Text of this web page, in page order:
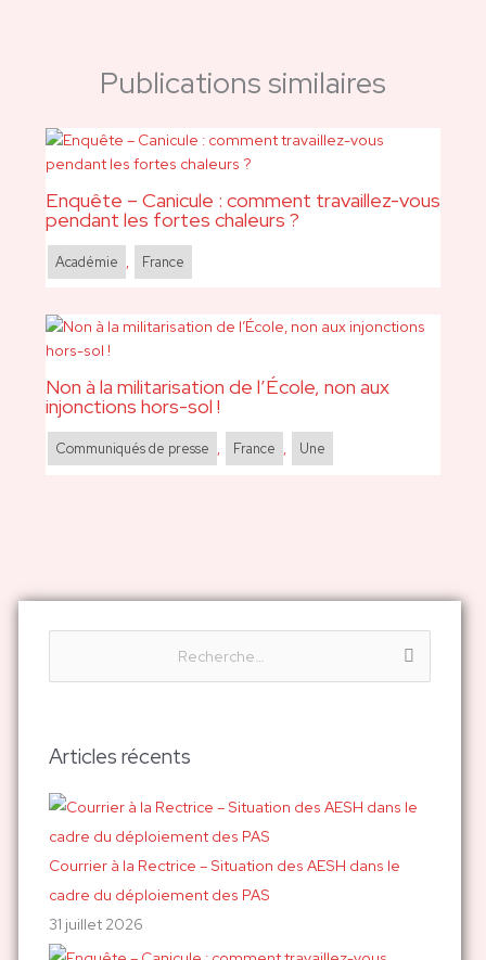
e
h
r
c
h
e
r
Articles récents
Courrier à la Rectrice – Situation des AESH dans le
cadre du déploiement des PAS
31 juillet 2026
Publications similaires
Enquête – Canicule : comment travaillez-vous
pendant les fortes chaleurs ?
Académie , France
Non à la militarisation de l’École, non aux
injonctions hors-sol !
Communiqués de presse , France , Une